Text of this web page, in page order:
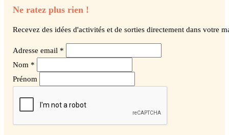
Ne ratez plus rien !
Recevez des idées d'activités et de sorties directement dans votre
Adresse email *
Nom *
Prénom